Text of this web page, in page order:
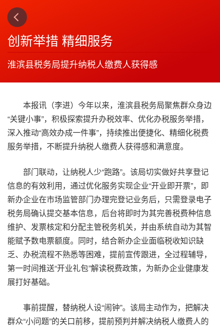
创新举措 精细服务
淮滨县税务局提升纳税人缴费人获得感
本报讯（李进）今年以来，淮滨县税务局聚焦群众身边
“关键小事”，积极探索提升办税效率、优化办税服务举措，
深入推动“高效办成一件事”，持续推出便捷化、精细化税费
服务举措，不断提升纳税人缴费人获得感和满意度。
部门联动，让纳税人少“跑路”。该局切实做好共享登记
信息的有效利用，通过优化服务实现企业“开业即开票”，即
新办企业在市场监管部门办理完登记业务后，只需登录电子
税务局确认提交基本信息，后台将即时为其完善税费种信息
维护、发票核定和分配主管税务机关，并由系统自动为其智
能赋予数电票额度。同时，结合新办企业面临税收知识缺
乏、办税流程不熟悉等困难，提前宣传跟进，全过程辅导，
第一时间推送“开业礼包”解读税费政策，为新办企业健康发
展打好基础。
事前提醒，替纳税人设“闹钟”。该局主动作为，把解决
群众“小问题”的关口前移，提前预判并解决纳税人缴费人的